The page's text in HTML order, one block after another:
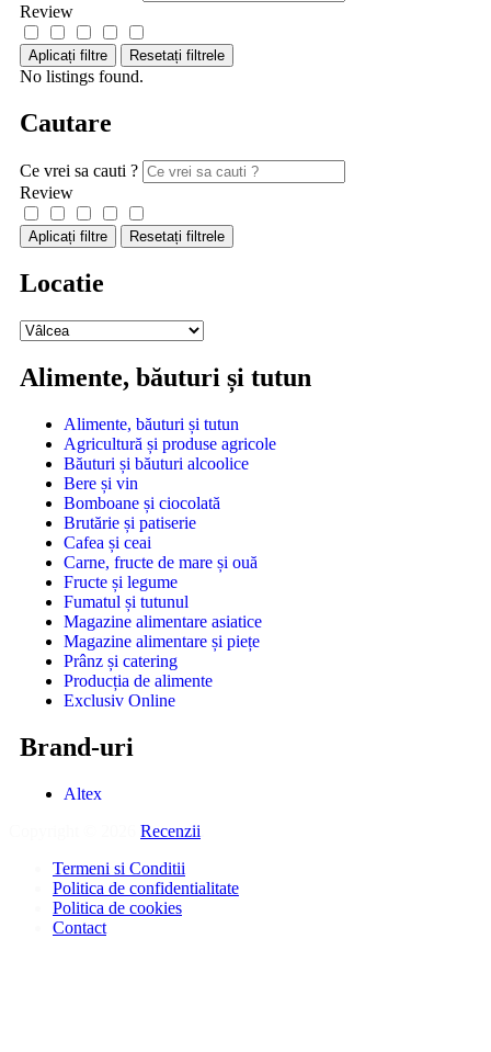
Review
Aplicați filtre Resetați filtrele
No listings found.
Cautare
Ce vrei sa cauti ?
Review
Aplicați filtre Resetați filtrele
Locatie
Alimente, băuturi și tutun
Alimente, băuturi și tutun
Agricultură și produse agricole
Băuturi și băuturi alcoolice
Bere și vin
Bomboane și ciocolată
Brutărie și patiserie
Cafea și ceai
Carne, fructe de mare și ouă
Fructe și legume
Fumatul și tutunul
Magazine alimentare asiatice
Magazine alimentare și piețe
Prânz și catering
Producția de alimente
Exclusiv Online
Brand-uri
Altex
Recenzii
Termeni si Conditii
Politica de confidentialitate
Politica de cookies
Contact